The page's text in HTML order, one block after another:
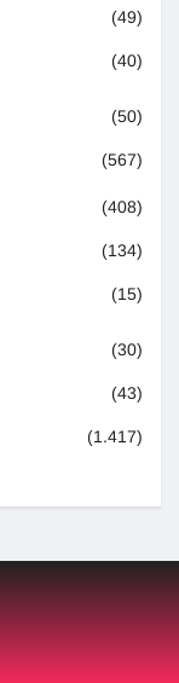
(49)
(40)
(50)
(567)
(408)
(134)
(15)
(30)
(43)
(1.417)